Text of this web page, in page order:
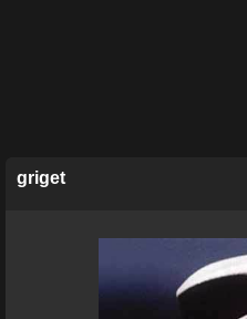
griget